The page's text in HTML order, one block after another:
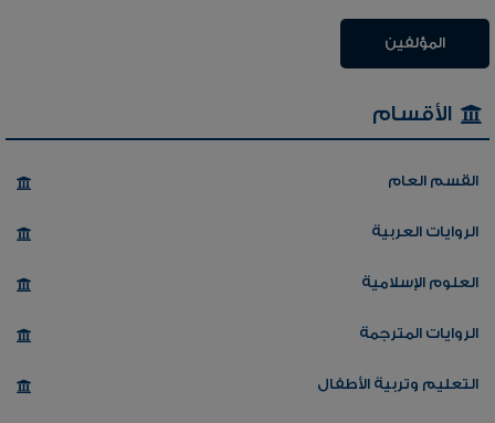
المؤلفين
الأقسام
القسم العام
الروايات العربية
العلوم الإسلامية
الروايات المترجمة
التعليم وتربية الأطفال